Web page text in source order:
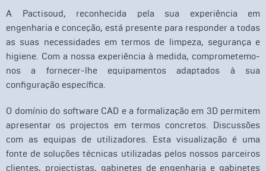
A Pactisoud, reconhecida pela sua experiência em
engenharia e conceção, está presente para responder a todas
as suas necessidades em termos de limpeza, segurança e
higiene. Com a nossa experiência à medida, comprometemo-
nos a fornecer-lhe equipamentos adaptados à sua
configuração específica.
O domínio do software CAD e a formalização em 3D permitem
apresentar os projectos em termos concretos. Discussões
com as equipas de utilizadores. Esta visualização é uma
fonte de soluções técnicas utilizadas pelos nossos parceiros
clientes, projectistas, gabinetes de engenharia e gabinetes